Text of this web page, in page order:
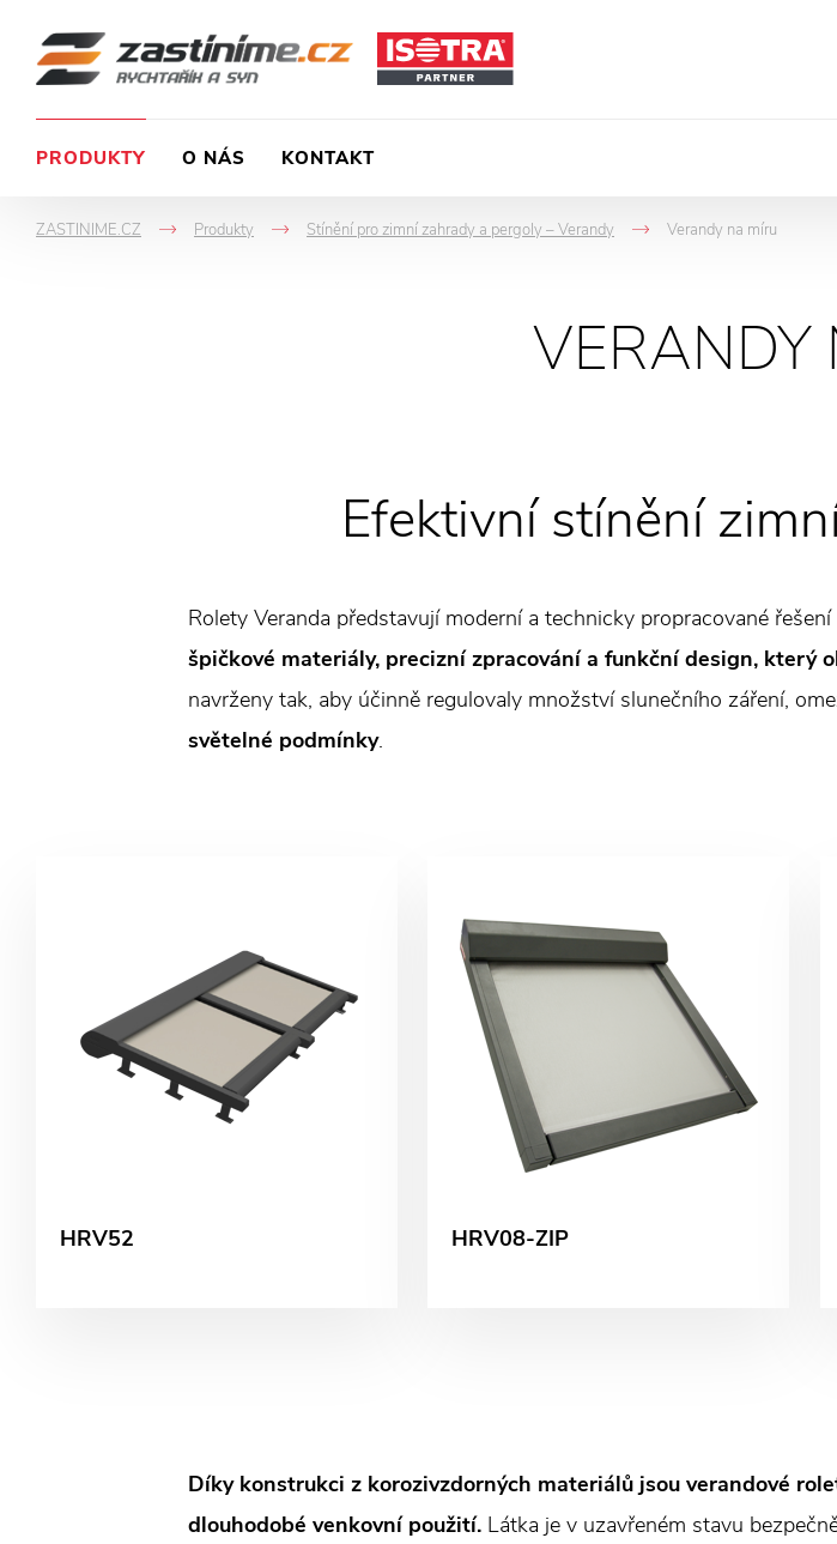
PRODUKTY O NÁS KONTAKT
ZASTINIME.CZ
->
Produkty
->
Stínění pro zimní zahrady a pergoly – Verandy Verandy na míru
VERANDY
Efektivní stínění
Rolety Veranda představují moderní a technicky propracované
špičkové materiály, precizní zpracování a funkční design, který
navrženy tak, aby účinně regulovaly množství slunečního záření,
světelné podmínky.
HRV52 HRV08-ZIP
Díky konstrukci z korozivzdorných materiálů jsou verandové
dlouhodobé venkovní použití. Látka je v uzavřeném stavu